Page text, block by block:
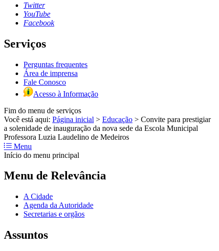
Twitter
YouTube
Facebook
Serviços
Perguntas frequentes
Área de imprensa
Fale Conosco
Acesso à Informação
Fim do menu de serviços
Você está aqui: Página inicial > Educação > Convite para prestigiar
a solenidade de inauguração da nova sede da Escola Municipal
Professora Luzia Laudelino de Medeiros
Menu
Início do menu principal
Menu de Relevância
A Cidade
Agenda da Autoridade
Secretarias e orgãos
Assuntos